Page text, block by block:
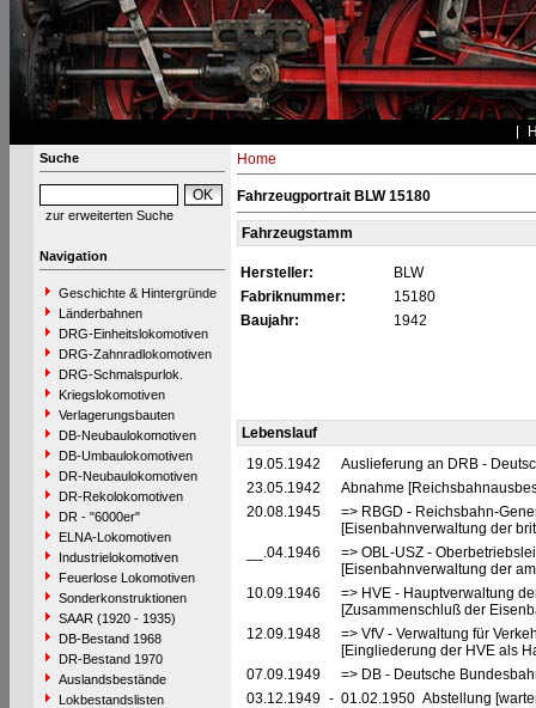
Suche
zur erweiterten Suche
Navigation
Geschichte & Hintergründe
Länderbahnen
DRG-Einheitslokomotiven
DRG-Zahnradlokomotiven
DRG-Schmalspurlok.
Kriegslokomotiven
Verlagerungsbauten
DB-Neubaulokomotiven
DB-Umbaulokomotiven
DR-Neubaulokomotiven
DR-Rekolokomotiven
DR - "6000er"
ELNA-Lokomotiven
Industrielokomotiven
Feuerlose Lokomotiven
Sonderkonstruktionen
SAAR (1920 - 1935)
DB-Bestand 1968
DR-Bestand 1970
Auslandsbestände
Lokbestandslisten
Home
Fahrzeugportrait BLW 15180
Fahrzeugstamm
Hersteller:
BLW
Fabriknummer:
15180
Baujahr:
1942
Lebenslauf
19.05.1942
Auslieferung an DRB -
23.05.1942
Abnahme
20.08.1945
=> RBGD - Reichsbahn-
[Eisenbahnverwaltung der
__.04.1946
=> OBL-USZ -
[Eisenbahnverwaltung der
10.09.1946
=> HVE - Hauptverwaltung
[Zusammenschluß der
12.09.1948
=> VfV - Verwaltung für
[Eingliederung der HVE als
07.09.1949
=> DB - Deutsche
03.12.1949 - 01.02.1950 Abstellung